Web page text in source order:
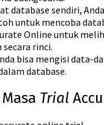
database sendiri,
untuk mencoba
Online untuk
rinci.
bisa mengisi data-
database.
Trial